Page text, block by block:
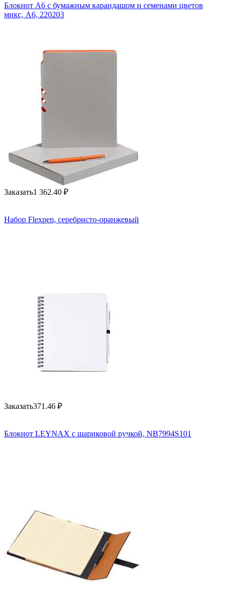
Блокнот А6 с бумажным карандашом и семенами цветов
микс, A6, 220203
Заказать1 362.40 ₽
Набор Flexpen, серебристо-оранжевый
Заказать371.46 ₽
Блокнот LEYNAX с шариковой ручкой, NB7994S101